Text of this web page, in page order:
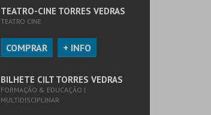
TEATRO-CINE TORRES VEDRAS
TEATRO CINE
COMPRAR + INFO
BILHETE CILT TORRES VEDRAS
FORMAÇÃO & EDUCAÇÃO |
MULTIDISCIPLINAR